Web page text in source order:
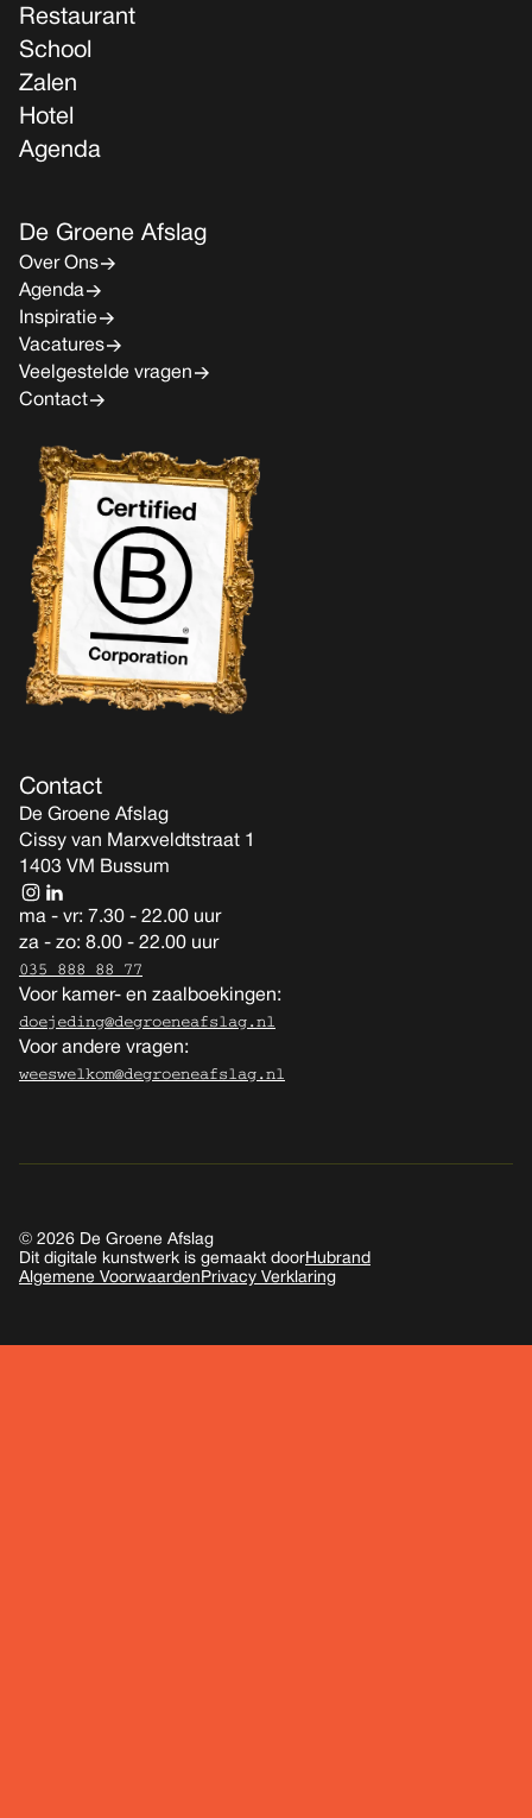
Restaurant
School
Zalen
Hotel
Agenda
De Groene Afslag
Over Ons
Agenda
Inspiratie
Vacatures
Veelgestelde vragen
Contact
Contact
De Groene Afslag
Cissy van Marxveldtstraat 1
1403 VM Bussum
ma - vr: 7.30 - 22.00 uur
za - zo: 8.00 - 22.00 uur
035 888 88 77
Voor kamer- en zaalboekingen:
doejeding@degroeneafslag.nl
Voor andere vragen:
weeswelkom@degroeneafslag.nl
© 2026 De Groene Afslag
Dit digitale kunstwerk is gemaakt doorHubrand
Algemene Voorwaarden Privacy Verklaring